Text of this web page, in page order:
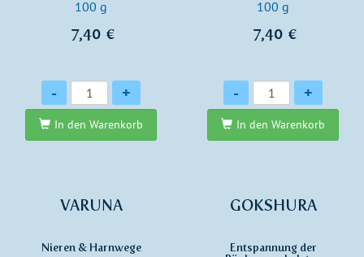
100 g
7,40 €
Anzahl
- +
In den Warenkorb
100 g
7,40 €
Anzahl
- +
In den Warenkorb
VARUNA
Nieren & Harnwege
GOKSHURA
Entspannung der